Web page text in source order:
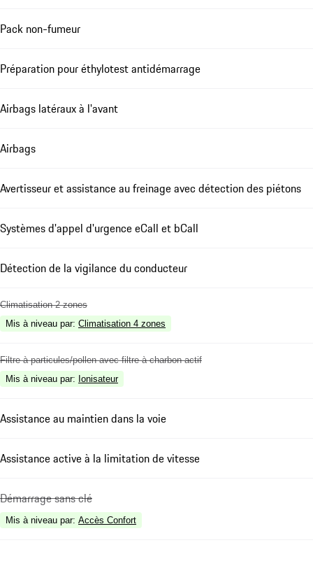
Pack non-fumeur
Préparation pour éthylotest antidémarrage
Airbags latéraux à l'avant
Airbags
Avertisseur et assistance au freinage avec détection des piétons
Systèmes d'appel d'urgence eCall et bCall
Détection de la vigilance du conducteur
Climatisation 2 zones
Mis à niveau par: Climatisation 4 zones
Filtre à particules/pollen avec filtre à charbon actif
Mis à niveau par: Ionisateur
Assistance au maintien dans la voie
Assistance active à la limitation de vitesse
Démarrage sans clé
Mis à niveau par: Accès Confort